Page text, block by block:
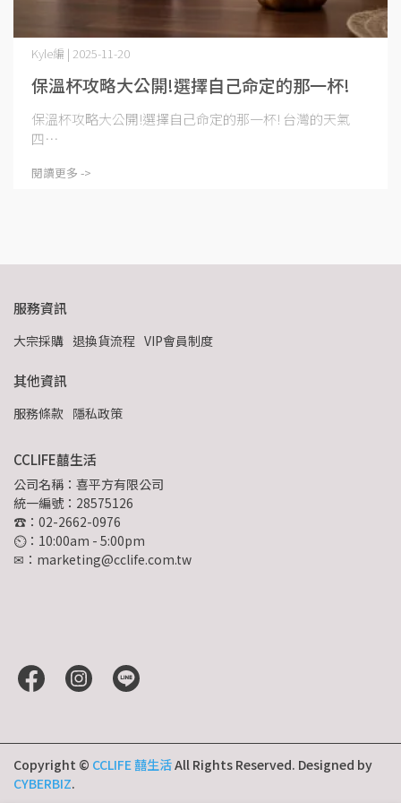
保溫杯攻略大公開!選擇自己命定的那一杯!
Kyle編 | 2025-11-20
保溫杯攻略大公開!選擇自己命定的那一杯! 台灣的天氣
四⋯
閱讀更多 ->
服務資訊
大宗採購 退換貨流程 VIP會員制度
其他資訊
服務條款 隱私政策
CCLIFE囍生活
公司名稱：喜平方有限公司
統一編號：28575126
☎：02-2662-0976
⏲︎：10:00am - 5:00pm
✉：marketing@cclife.com.tw
Copyright © CCLIFE 囍生活All Rights Reserved. Designed by
CYBERBIZ.